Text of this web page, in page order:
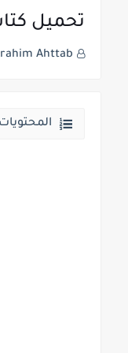
تحميل
Ahttab
المحتويات